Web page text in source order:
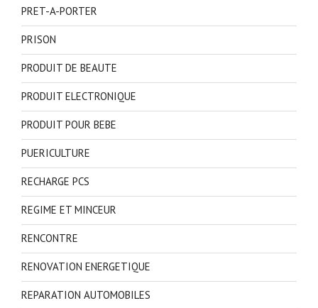
PRET-A-PORTER
PRISON
PRODUIT DE BEAUTE
PRODUIT ELECTRONIQUE
PRODUIT POUR BEBE
PUERICULTURE
RECHARGE PCS
REGIME ET MINCEUR
RENCONTRE
RENOVATION ENERGETIQUE
REPARATION AUTOMOBILES